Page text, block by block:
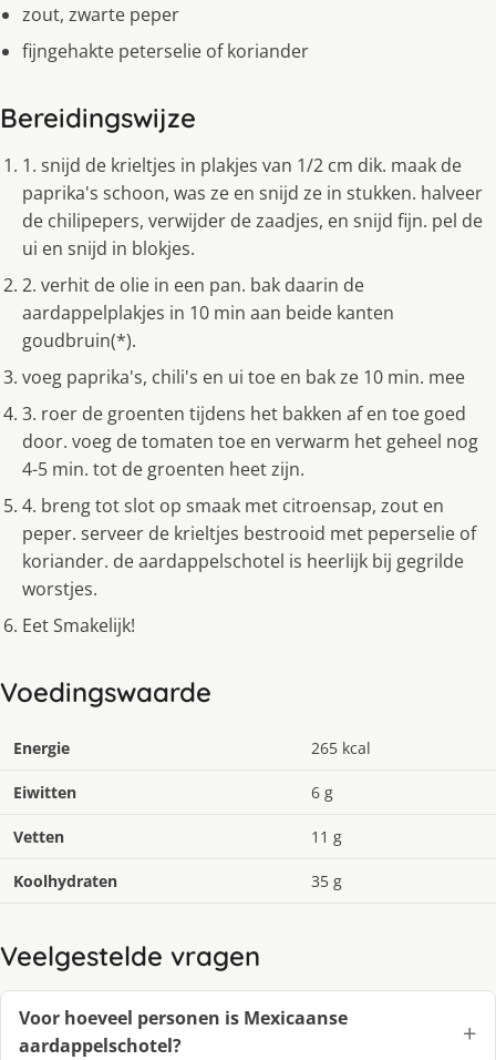
zout, zwarte peper
fijngehakte peterselie of koriander
Bereidingswijze
1. snijd de krieltjes in plakjes van 1/2 cm dik. maak de
paprika's schoon, was ze en snijd ze in stukken. halveer
de chilipepers, verwijder de zaadjes, en snijd fijn. pel de
ui en snijd in blokjes.
2. verhit de olie in een pan. bak daarin de
aardappelplakjes in 10 min aan beide kanten
goudbruin(*).
voeg paprika's, chili's en ui toe en bak ze 10 min. mee
3. roer de groenten tijdens het bakken af en toe goed
door. voeg de tomaten toe en verwarm het geheel nog
4-5 min. tot de groenten heet zijn.
4. breng tot slot op smaak met citroensap, zout en
peper. serveer de krieltjes bestrooid met peperselie of
koriander. de aardappelschotel is heerlijk bij gegrilde
worstjes.
Eet Smakelijk!
Voedingswaarde
Energie 265 kcal
Eiwitten 6 g
Vetten 11 g
Koolhydraten 35 g
Veelgestelde vragen
Voor hoeveel personen is Mexicaanse
aardappelschotel?